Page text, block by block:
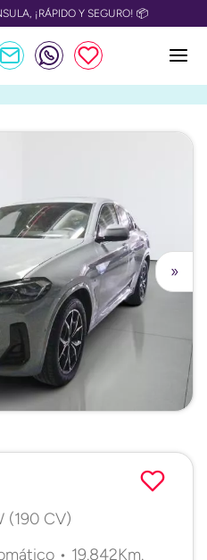
¡RÁPIDO Y SEGURO! 📦
»
(190 CV)
• 19.842Km.